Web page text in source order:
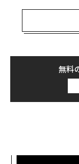
Anthropicはこの
期待と懸念につい
た。12月の1週間
を招き、会話形式
Claudeのバージョ
してもらった。ア
れば、この種の調
査」となったとい
無料